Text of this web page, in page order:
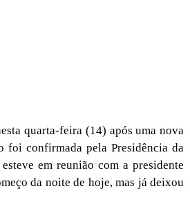
quarta-feira (14) após uma nova
foi confirmada pela Presidência da
em reunião com a presidente
da noite de hoje, mas já deixou